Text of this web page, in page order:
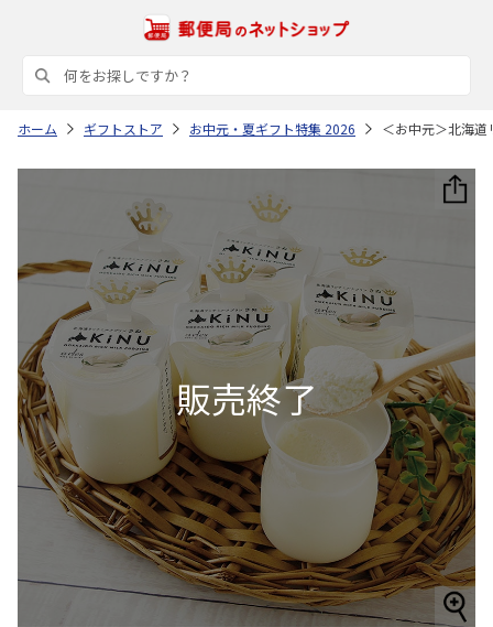
ホーム ギフトストア お中元・夏ギフト特集 2026 ＜お中元＞北海